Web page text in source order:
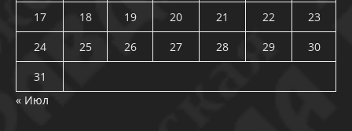
17
18 19 20 21 22
23
24
25 26 27 28 29
30
31
« Июл